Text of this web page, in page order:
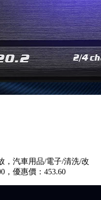
，汽車用品/電子/清洗/改
，優惠價：453.60